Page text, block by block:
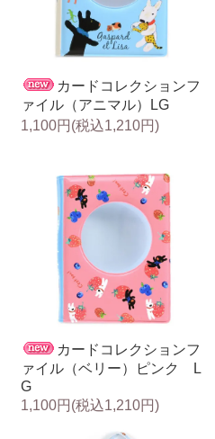
カードコレクションフ
ァイル（アニマル）LG
1,100円(税込1,210円)
カードコレクションフ
ァイル（ベリー）ピンク L
G
1,100円(税込1,210円)